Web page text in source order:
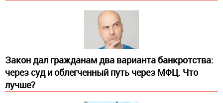
Закон дал гражданам два варианта банкротства:
через суд и облегченный путь через МФЦ. Что
лучше?